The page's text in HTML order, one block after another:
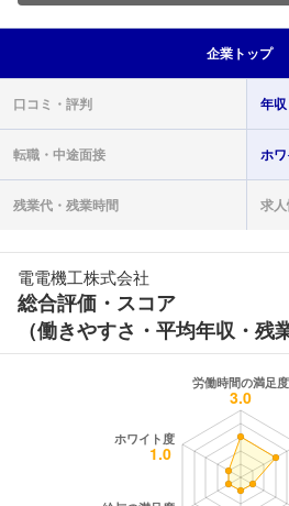
企業 トップ
口コミ・ 評判 年収
転職・ 中途面接 ホワ
残業代・ 残業時間 求
電電機工株式会社
総合評価・スコア
（働きやすさ・平均年収・残